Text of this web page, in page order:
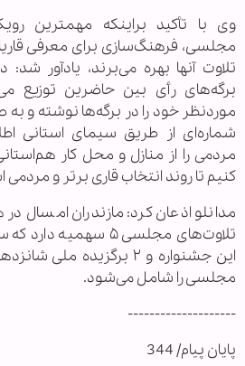
وی با تأکید براینکه مهمترین
مجلسی، فرهنگ‌سازی برای معرفی
تلاوت آنها بهره می‌برند، یادآور
برگه‌های رأی بین حاضرین توزیع
موردنظر خود را در برگه‌ها نوشته و
شماره‌ای از طریق سیمای استانی
مردمی را از منازل و محل کار
کنیم تا روند انتخاب قاری برتر و
مدانلو اذعان کرد: مازندران امسال
تلاوت‌های مجلسی ۵
این جشنواره و ۲ برگزیده
مجلسی را شامل می‌شود.
--------------------
پایان پیام/ 344